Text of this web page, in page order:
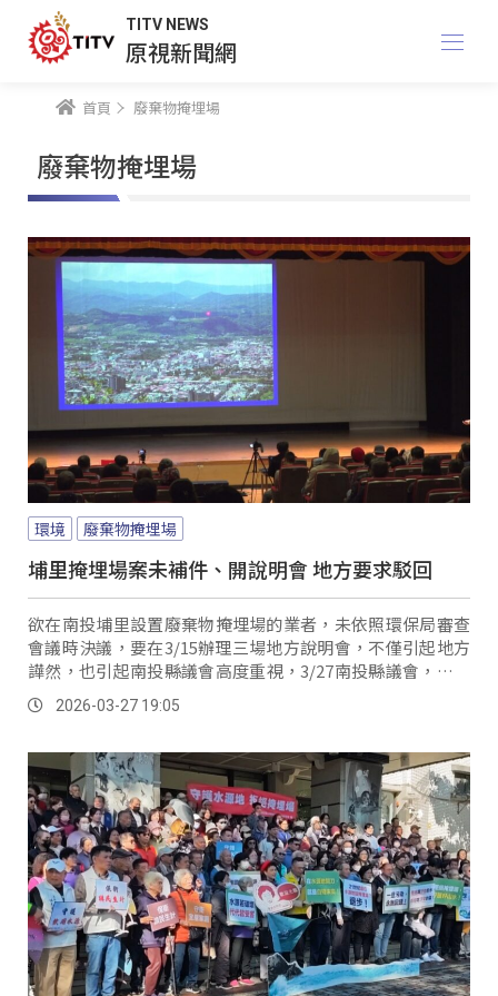
TITV NEWS
原視新聞網
首頁 廢棄物掩埋場
廢棄物掩埋場
環境 廢棄物掩埋場
埔里掩埋場案未補件、開說明會 地方要求駁回
欲在南投埔里設置廢棄物掩埋場的業者，未依照環保局審查
會議時決議，要在3/15辦理三場地方說明會，不僅引起地方
譁然，也引起南投縣議會高度重視，3/27南投縣議會，就主
動召集地方縣議員舉辦記者會，要求環保局依法依規駁回業
者申請。2026-03-27 19:05